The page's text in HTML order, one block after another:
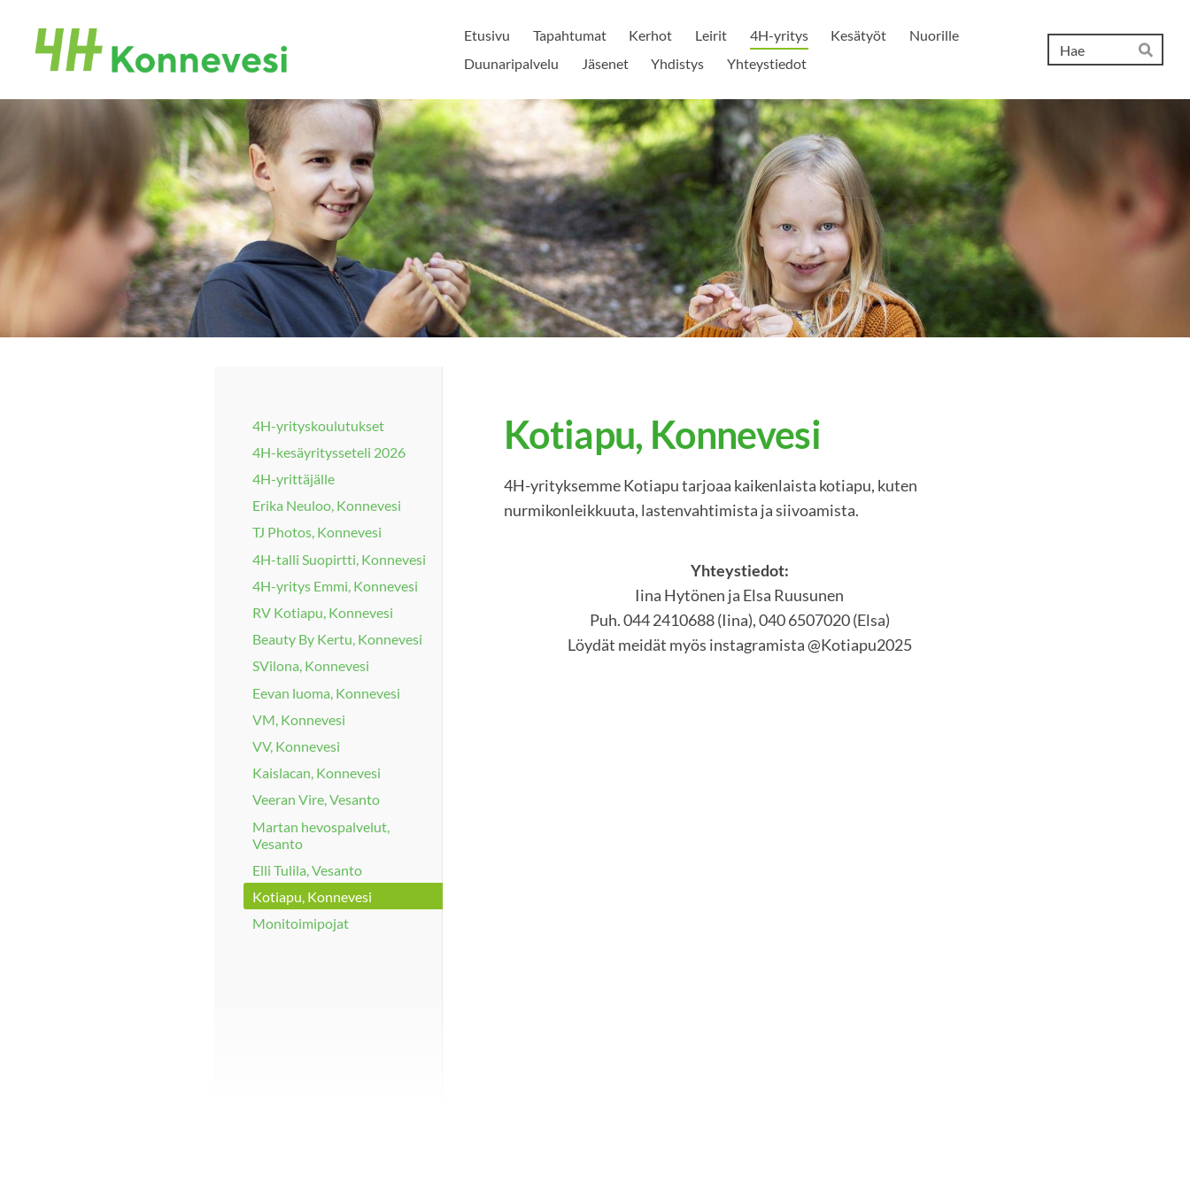
sivun
sisältöön
Konneveden 4H-yhdistys
Etusivu Tapahtumat Kerhot Leirit 4H-yritys Kesätyöt
Nuorille
Duunaripalvelu
Jäsenet Yhdistys Yhteystiedot Hae
4H-yrityskoulutukset
4H-kesäyritysseteli 2026
4H-yrittäjälle
Erika Neuloo, Konnevesi
TJ Photos, Konnevesi
4H-talli Suopirtti, Konnevesi
4H-yritys Emmi, Konnevesi
RV Kotiapu, Konnevesi
Beauty By Kertu, Konnevesi
SVilona, Konnevesi
Eevan luoma, Konnevesi
VM, Konnevesi
VV, Konnevesi
Kaislacan, Konnevesi
Veeran Vire, Vesanto
Martan hevospalvelut,
Vesanto
Elli Tulila, Vesanto
Kotiapu, Konnevesi
Monitoimipojat
Kotiapu, Konnevesi
4H-yrityksemme Kotiapu tarjoaa kaikenlaista kotiapu, kuten
nurmikonleikkuuta, lastenvahtimista ja siivoamista.
Yhteystiedot:
Iina Hytönen ja Elsa Ruusunen
Puh. 044 2410688 (Iina), 040 6507020 (Elsa)
Löydät meidät myös instagramista @Kotiapu2025